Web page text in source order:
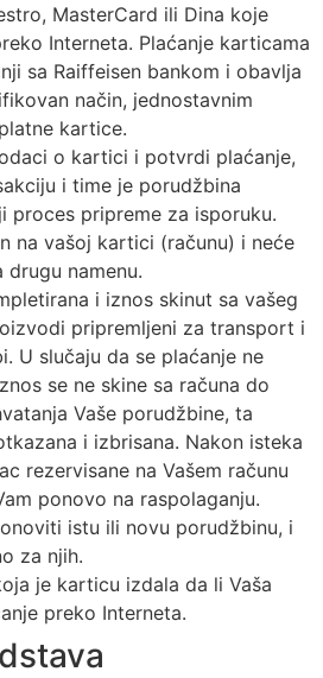
MasterCard ili Dina koje
Interneta. Plaćanje karticama
sa Raiffeisen bankom i obavlja
način, jednostavnim
kartice.
o kartici i potvrdi plaćanje,
i time je porudžbina
proces pripreme za isporuku.
na vašoj kartici (računu) i neće
namenu.
i iznos skinut sa vašeg
pripremljeni za transport i
U slučaju da se plaćanje ne
se ne skine sa računa do
Vaše porudžbine, ta
i izbrisana. Nakon isteka
rezervisane na Vašem računu
ponovo na raspolaganju.
istu ili novu porudžbinu, i
za njih.
je karticu izdala da li Vaša
preko Interneta.